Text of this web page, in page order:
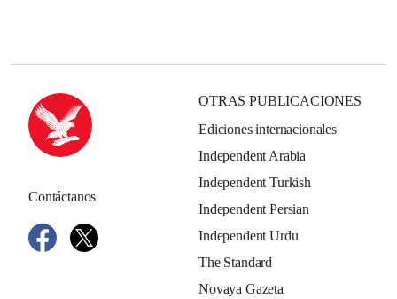
Contáctanos
OTRAS PUBLICACIONES
Ediciones internacionales
Independent Arabia
Independent Turkish
Independent Persian
Independent Urdu
The Standard
Novaya Gazeta